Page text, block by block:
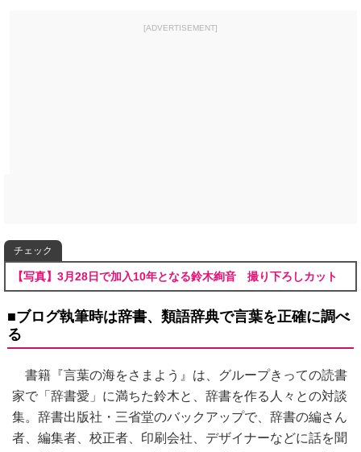
[ADVERTISEMENT]
チェック
【写真】3月28日で加入10年となる鈴木絢音 撮り下ろしカット
■ブログ執筆時は辞書、類語辞典で言葉を正確に調べ
る
書籍『言葉の海をさまよう』は、グループきっての読書
家で「辞書愛」に満ちた鈴木と、辞書を作る人々との対談
集。辞書出版社・三省堂のバックアップで、辞書の編さん
者、編集者、校正者、印刷会社、デザイナーなどに話を聞